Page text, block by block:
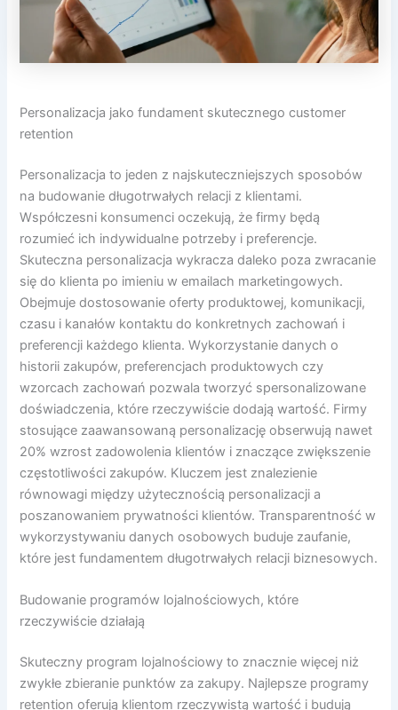
Personalizacja jako fundament skutecznego customer
retention
Personalizacja to jeden z najskuteczniejszych sposobów
na budowanie długotrwałych relacji z klientami.
Współczesni konsumenci oczekują, że firmy będą
rozumieć ich indywidualne potrzeby i preferencje.
Skuteczna personalizacja wykracza daleko poza zwracanie
się do klienta po imieniu w emailach marketingowych.
Obejmuje dostosowanie oferty produktowej, komunikacji,
czasu i kanałów kontaktu do konkretnych zachowań i
preferencji każdego klienta. Wykorzystanie danych o
historii zakupów, preferencjach produktowych czy
wzorcach zachowań pozwala tworzyć spersonalizowane
doświadczenia, które rzeczywiście dodają wartość. Firmy
stosujące zaawansowaną personalizację obserwują nawet
20% wzrost zadowolenia klientów i znaczące zwiększenie
częstotliwości zakupów. Kluczem jest znalezienie
równowagi między użytecznością personalizacji a
poszanowaniem prywatności klientów. Transparentność w
wykorzystywaniu danych osobowych buduje zaufanie,
które jest fundamentem długotrwałych relacji biznesowych.
Budowanie programów lojalnościowych, które
rzeczywiście działają
Skuteczny program lojalnościowy to znacznie więcej niż
zwykłe zbieranie punktów za zakupy. Najlepsze programy
retention oferują klientom rzeczywistą wartość i budują